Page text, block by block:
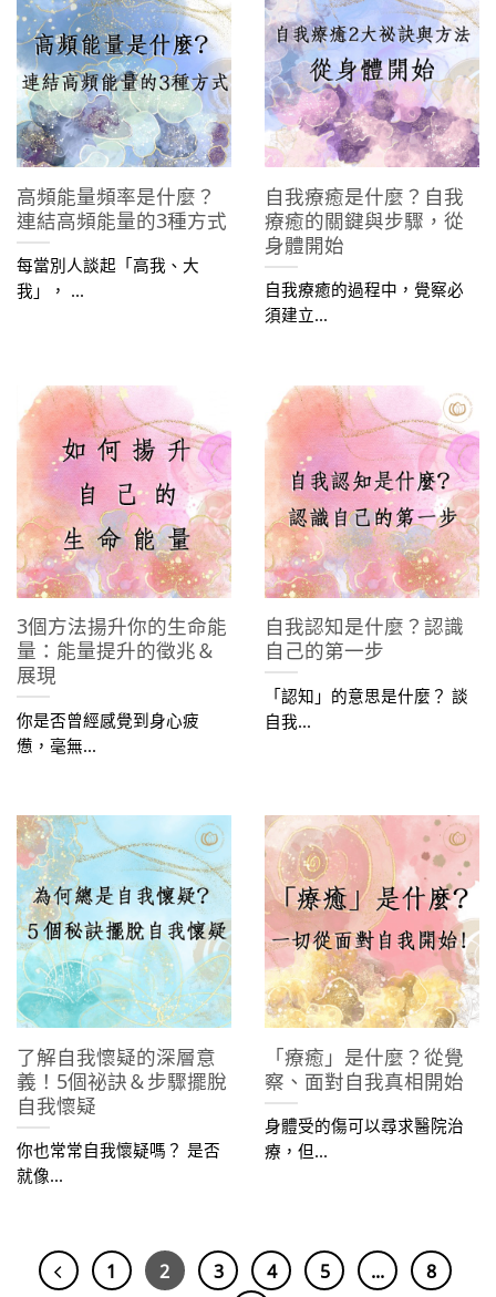
高頻能量頻率是什麼？
連結高頻能量的3種方式
每當別人談起「高我、大
我」， ...
自我療癒是什麼？自我
療癒的關鍵與步驟，從
身體開始
自我療癒的過程中，覺察必
須建立...
3個方法揚升你的生命能
量：能量提升的徵兆＆
展現
你是否曾經感覺到身心疲
憊，毫無...
自我認知是什麼？認識
自己的第一步
「認知」的意思是什麼？ 談
自我...
了解自我懷疑的深層意
義！5個祕訣＆步驟擺脫
自我懷疑
你也常常自我懷疑嗎？ 是否
就像...
「療癒」是什麼？從覺
察、面對自我真相開始
身體受的傷可以尋求醫院治
療，但...
1 2 3 4 5 ... 8